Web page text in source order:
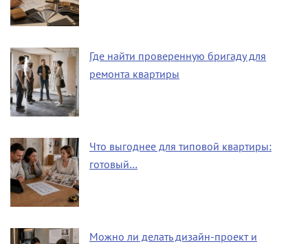
Где найти проверенную бригаду для
ремонта квартиры
Что выгоднее для типовой квартиры:
готовый…
Можно ли делать дизайн-проект и